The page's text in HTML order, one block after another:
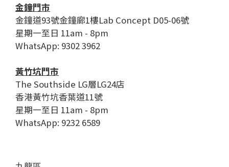
金鐘門市
金鐘道93號金鐘廊1樓Lab Concept D05-06號
星期一至日 11am - 8pm
WhatsApp: 9302 3962
黃竹坑門市
The Southside LG層LG24店
香港黃竹坑香葉道11號
星期一至日 11am - 8pm
WhatsApp: 9232 6589